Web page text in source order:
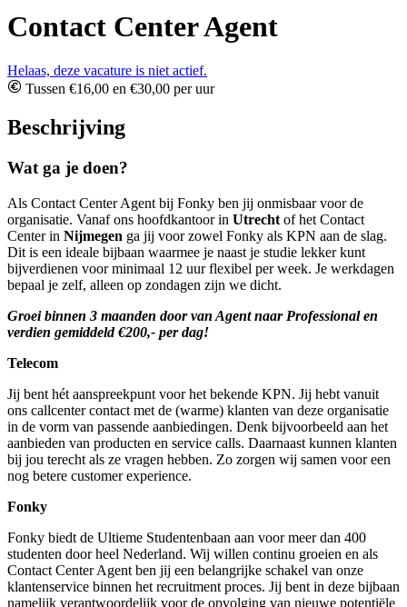
Contact Center Agent
Helaas, deze vacature is niet actief.
Tussen €16,00 en €30,00 per uur
Beschrijving
Wat ga je doen?
Als Contact Center Agent bij Fonky ben jij onmisbaar voor de
organisatie. Vanaf ons hoofdkantoor in Utrecht of het Contact
Center in Nijmegen ga jij voor zowel Fonky als KPN aan de slag.
Dit is een ideale bijbaan waarmee je naast je studie lekker kunt
bijverdienen voor minimaal 12 uur flexibel per week. Je werkdagen
bepaal je zelf, alleen op zondagen zijn we dicht.
Groei binnen 3 maanden door van Agent naar Professional en
verdien gemiddeld €200,- per dag!
Telecom
Jij bent hét aanspreekpunt voor het bekende KPN. Jij hebt vanuit
ons callcenter contact met de (warme) klanten van deze organisatie
in de vorm van passende aanbiedingen. Denk bijvoorbeeld aan het
aanbieden van producten en service calls. Daarnaast kunnen klanten
bij jou terecht als ze vragen hebben. Zo zorgen wij samen voor een
nog betere customer experience.
Fonky
Fonky biedt de Ultieme Studentenbaan aan voor meer dan 400
studenten door heel Nederland. Wij willen continu groeien en als
Contact Center Agent ben jij een belangrijke schakel van onze
klantenservice binnen het recruitment proces. Jij bent in deze bijbaan
namelijk verantwoordelijk voor de opvolging van nieuwe potentiële